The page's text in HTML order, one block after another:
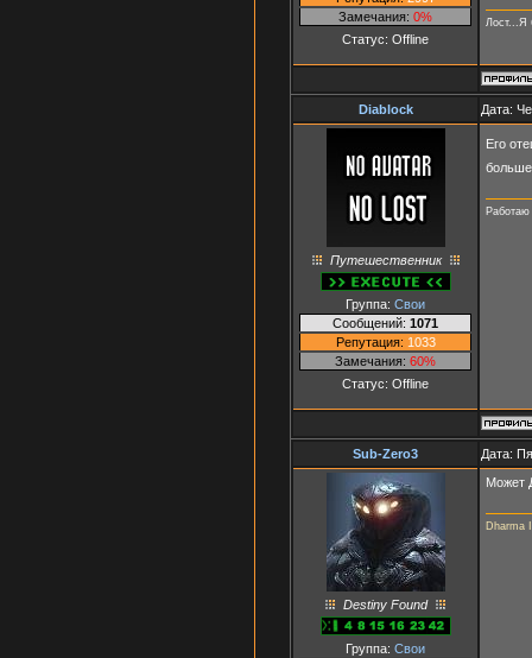
Замечания: 0%
Статус: Offline
Лост...Я
Diablock Дата:
Путешественник
Группа: Свои
Сообщений: 1071
Репутация: 1033
Замечания: 60%
Статус: Offline
Его
больше
Sub-Zero3 Дата:
Destiny Found
Группа: Свои
Может
Dharma